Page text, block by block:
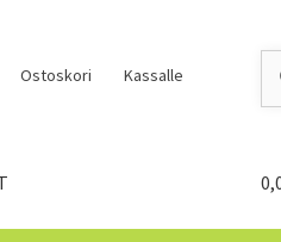
Ostoskori Kassalle